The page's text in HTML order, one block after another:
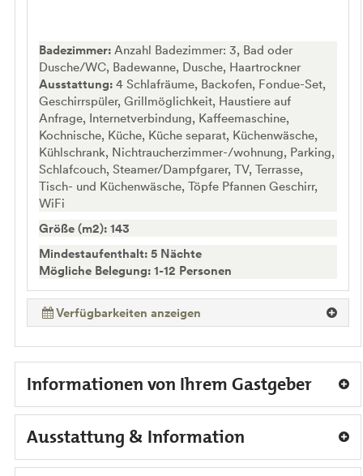
Badezimmer: Anzahl Badezimmer: 3, Bad oder
Dusche/WC, Badewanne, Dusche, Haartrockner
Ausstattung: 4 Schlafräume, Backofen, Fondue-Set,
Geschirrspüler, Grillmöglichkeit, Haustiere auf
Anfrage, Internetverbindung, Kaffeemaschine,
Kochnische, Küche, Küche separat, Küchenwäsche,
Kühlschrank, Nichtraucherzimmer-/wohnung, Parking,
Schlafcouch, Steamer/Dampfgarer, TV, Terrasse,
Tisch- und Küchenwäsche, Töpfe Pfannen Geschirr,
WiFi
Größe (m2): 143
Mindestaufenthalt: 5 Nächte
Mögliche Belegung: 1-12 Personen
Verfügbarkeiten anzeigen
Informationen von Ihrem Gastgeber
Ausstattung & Information